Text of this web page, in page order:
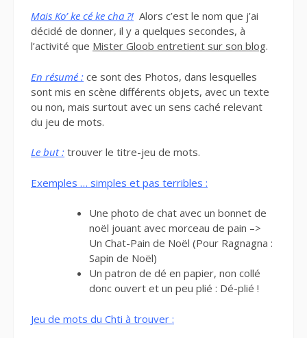
Mais Ko’ ke cé ke cha ?! Alors c’est le nom que j’ai
décidé de donner, il y a quelques secondes, à
l’activité que Mister Gloob entretient sur son blog.
En résumé : ce sont des Photos, dans lesquelles
sont mis en scène différents objets, avec un texte
ou non, mais surtout avec un sens caché relevant
du jeu de mots.
Le but : trouver le titre-jeu de mots.
Exemples … simples et pas terribles :
Une photo de chat avec un bonnet de
noël jouant avec morceau de pain –>
Un Chat-Pain de Noël (Pour Ragnagna :
Sapin de Noël)
Un patron de dé en papier, non collé
donc ouvert et un peu plié : Dé-plié !
Jeu de mots du Chti à trouver :